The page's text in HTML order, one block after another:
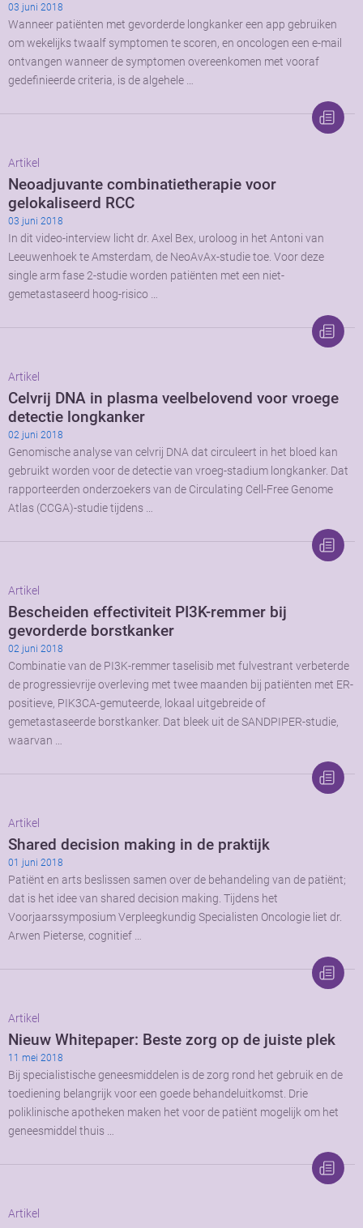
03 juni 2018
Wanneer patiënten met gevorderde longkanker een app gebruiken
om wekelijks twaalf symptomen te scoren, en oncologen een e-mail
ontvangen wanneer de symptomen overeenkomen met vooraf
gedefinieerde criteria, is de algehele …
Artikel
Neoadjuvante combinatietherapie voor
gelokaliseerd RCC
03 juni 2018
In dit video-interview licht dr. Axel Bex, uroloog in het Antoni van
Leeuwenhoek te Amsterdam, de NeoAvAx-studie toe. Voor deze
single arm fase 2-studie worden patiënten met een niet-
gemetastaseerd hoog-risico …
Artikel
Celvrij DNA in plasma veelbelovend voor vroege
detectie longkanker
02 juni 2018
Genomische analyse van celvrij DNA dat circuleert in het bloed kan
gebruikt worden voor de detectie van vroeg-stadium longkanker. Dat
rapporteerden onderzoekers van de Circulating Cell-Free Genome
Atlas (CCGA)-studie tijdens …
Artikel
Bescheiden effectiviteit PI3K-remmer bij
gevorderde borstkanker
02 juni 2018
Combinatie van de PI3K-remmer taselisib met fulvestrant verbeterde
de progressievrije overleving met twee maanden bij patiënten met ER-
positieve, PIK3CA-gemuteerde, lokaal uitgebreide of
gemetastaseerde borstkanker. Dat bleek uit de SANDPIPER-studie,
waarvan …
Artikel
Shared decision making in de praktijk
01 juni 2018
Patiënt en arts beslissen samen over de behandeling van de patiënt;
dat is het idee van shared decision making. Tijdens het
Voorjaarssymposium Verpleegkundig Specialisten Oncologie liet dr.
Arwen Pieterse, cognitief …
Artikel
Nieuw Whitepaper: Beste zorg op de juiste plek
11 mei 2018
Bij specialistische geneesmiddelen is de zorg rond het gebruik en de
toediening belangrijk voor een goede behandeluitkomst. Drie
poliklinische apotheken maken het voor de patiënt mogelijk om het
geneesmiddel thuis …
Artikel